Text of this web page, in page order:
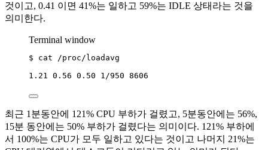
것이고, 0.41 이면 41%는 일하고 59%는 IDLE 상태라는 것을
의미한다.
Terminal window
$ cat
/proc/loadavg
1.21 0.56 0.50 1/950 8606
최근 1분동안에 121% CPU 부하가 걸렸고, 5분동안에는 56%,
15분 동안에는 50% 부하가 걸렸다는 의미이다. 121% 부하에
서 100%는 CPU가 모두 일하고 있다는 것이고 나머지 21%는